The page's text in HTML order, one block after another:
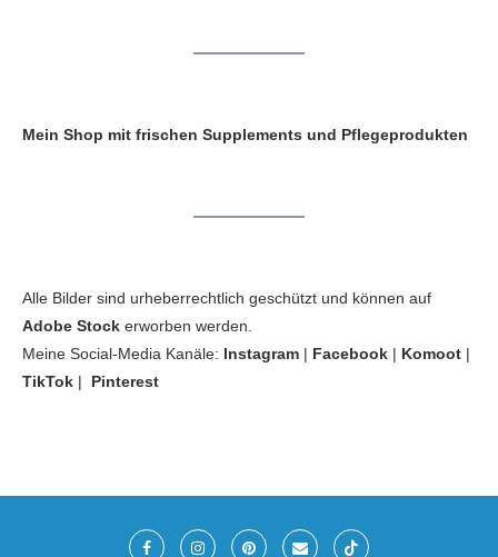
Mein Shop mit frischen Supplements und Pflegeprodukten
Alle Bilder sind urheberrechtlich geschützt und können auf
Adobe Stock erworben werden.
Meine Social-Media Kanäle: Instagram | Facebook | Komoot |
TikTok | Pinterest